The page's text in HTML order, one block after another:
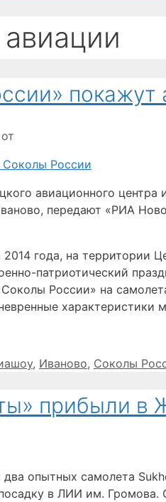
покажут
от
авиационного
передают «РИА
2014 года, на территории
патриотический
России» на
характеристики
, Иваново, Соколы
прибыли в
два опытных самолета
в ЛИИ им.